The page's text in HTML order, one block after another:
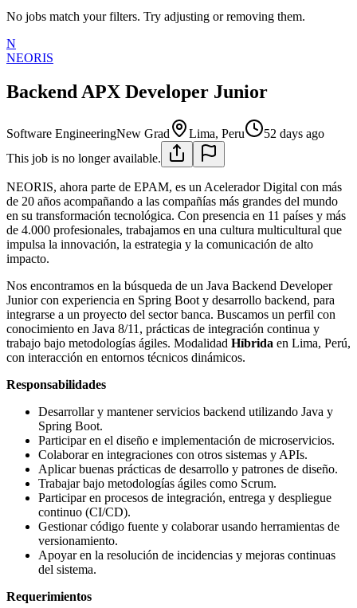
No jobs match your filters. Try adjusting or removing them.
N
NEORIS
Backend APX Developer Junior
Software EngineeringNew Grad Lima, Peru
52 days ago
This job is no longer available.
NEORIS, ahora parte de EPAM, es un Acelerador Digital con más
de 20 años acompañando a las compañías más grandes del mundo
en su transformación tecnológica. Con presencia en 11 países y más
de 4.000 profesionales, trabajamos en una cultura multicultural que
impulsa la innovación, la estrategia y la comunicación de alto
impacto.
Nos encontramos en la búsqueda de un Java Backend Developer
Junior con experiencia en Spring Boot y desarrollo backend, para
integrarse a un proyecto del sector banca. Buscamos un perfil con
conocimiento en Java 8/11, prácticas de integración continua y
trabajo bajo metodologías ágiles. Modalidad Híbrida en Lima, Perú,
con interacción en entornos técnicos dinámicos.
Responsabilidades
Desarrollar y mantener servicios backend utilizando Java y
Spring Boot.
Participar en el diseño e implementación de microservicios.
Colaborar en integraciones con otros sistemas y APIs.
Aplicar buenas prácticas de desarrollo y patrones de diseño.
Trabajar bajo metodologías ágiles como Scrum.
Participar en procesos de integración, entrega y despliegue
continuo (CI/CD).
Gestionar código fuente y colaborar usando herramientas de
versionamiento.
Apoyar en la resolución de incidencias y mejoras continuas
del sistema.
Requerimientos